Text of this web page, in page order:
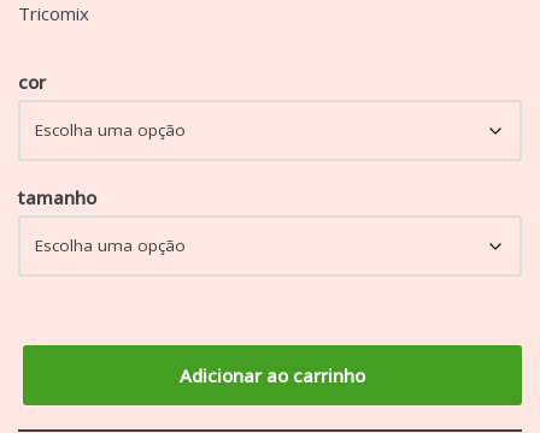
Tricomix
cor
tamanho
Adicionar ao carrinho